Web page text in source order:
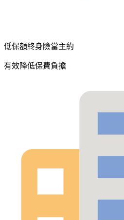
低保額終身險當主約
有效降低保費負擔